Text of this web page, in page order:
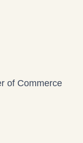
of Commerce